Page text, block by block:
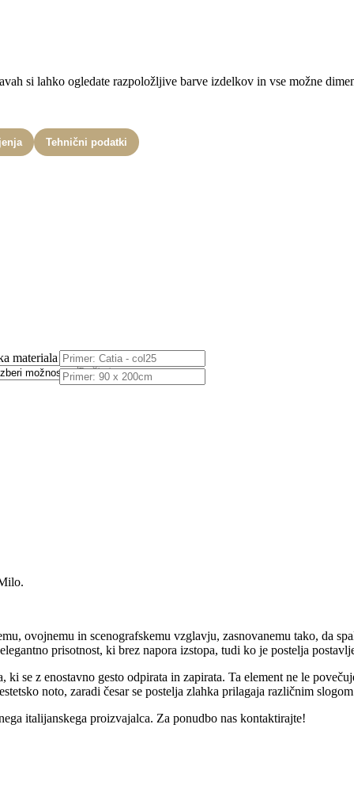
si lahko ogledate razpoložljive barve izdelkov in vse možne
Tehnični podatki
Počisti
materiala
ovojnemu in scenografskemu vzglavju, zasnovanemu tako, da
prisotnost, ki brez napora izstopa, tudi ko je postelja
se z enostavno gesto odpirata in zapirata. Ta element ne le
noto, zaradi česar se postelja zlahka prilagaja različnim
italijanskega proizvajalca. Za ponudbo nas kontaktirajte!